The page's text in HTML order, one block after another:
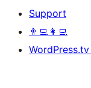
Support
👨‍💻👩‍💻
WordPress.tv